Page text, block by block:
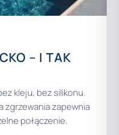
– I TAK
kleju, bez silikonu.
zgrzewania zapewnia
połączenie.